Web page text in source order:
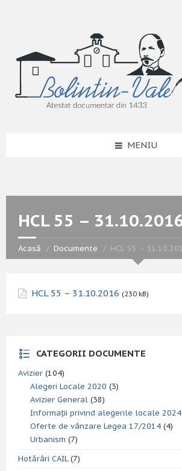
MENIU
HCL 55 –
Acasă Documente HCL 55 –
HCL 55 – 31.10.2016 (230 kB)
CATEGORII DOCUMENTE
Avizier (104)
Alegeri Locale 2020 (3)
Avizier General (38)
Informații privind alegerile locale 2024
Oferte de vânzare Legea 17/2014 (4)
Urbanism (7)
Hotărâri CAIL(7)